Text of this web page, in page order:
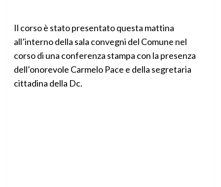
Il corso è stato presentato questa mattina
all’interno della sala convegni del Comune nel
corso di una conferenza stampa con la presenza
dell’onorevole Carmelo Pace e della segretaria
cittadina della Dc.